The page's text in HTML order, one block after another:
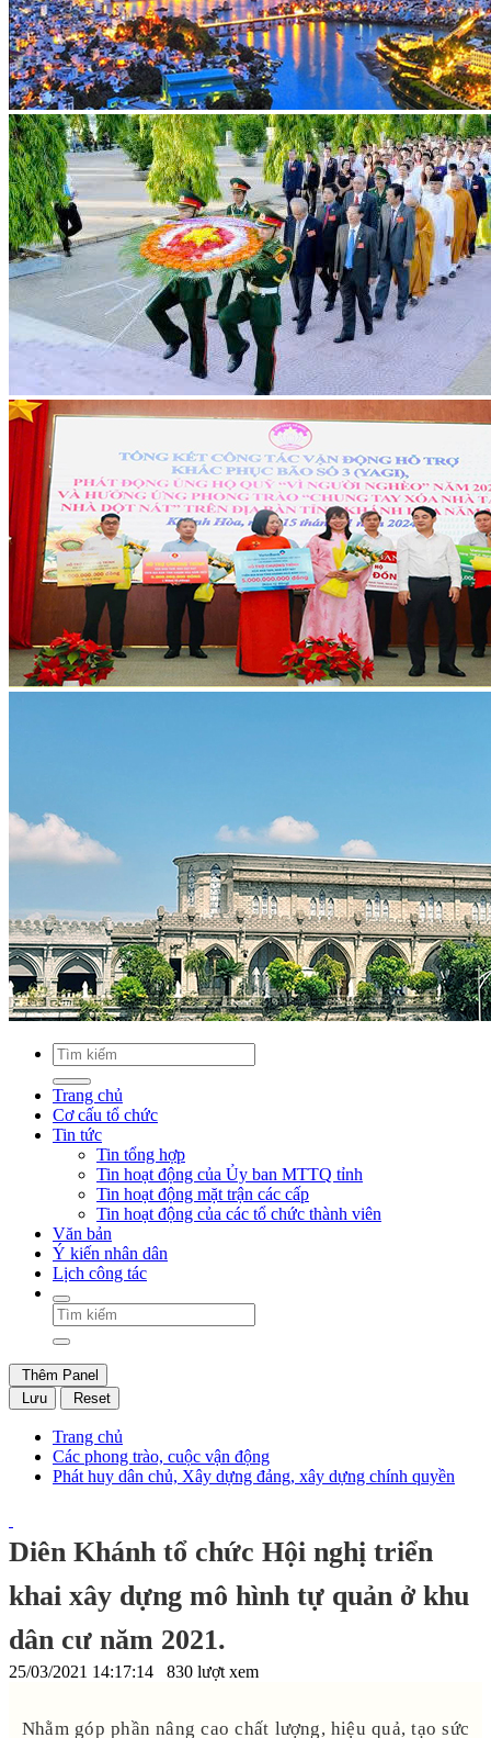
Trang chủ
Cơ cấu tổ chức
Tin tức
Tin tổng hợp
Tin hoạt động của Ủy ban MTTQ tỉnh
Tin hoạt động mặt trận các cấp
Tin hoạt động của các tổ chức thành viên
Văn bản
Ý kiến nhân dân
Lịch công tác
Thêm Panel
Lưu
Reset
Trang chủ
Các phong trào, cuộc vận động
Phát huy dân chủ, Xây dựng đảng, xây dựng chính quyền
Diên Khánh tổ chức Hội nghị triển
khai xây dựng mô hình tự quản ở khu
dân cư năm 2021.
25/03/2021 14:17:14 830 lượt xem
Nhằm góp phần nâng cao chất lượng, hiệu quả, tạo sức